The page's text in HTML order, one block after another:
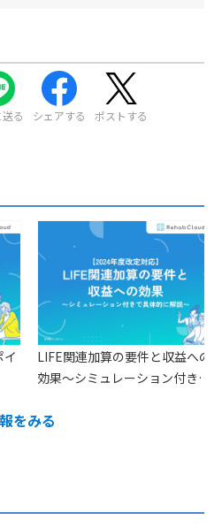
送る シェアする ポストする
LIFE関連加算の要件と収益への
効果〜シミュレーション付きで
をみる